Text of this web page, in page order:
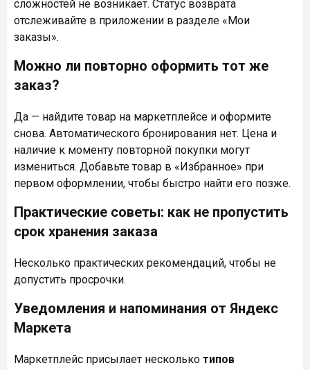
сложностей не возникает. Статус возврата
отслеживайте в приложении в разделе «Мои
заказы».
Можно ли повторно оформить тот же
заказ?
Да — найдите товар на маркетплейсе и оформите
снова. Автоматического бронирования нет. Цена и
наличие к моменту повторной покупки могут
измениться. Добавьте товар в «Избранное» при
первом оформлении, чтобы быстро найти его позже.
Практические советы: как не пропустить
срок хранения заказа
Несколько практических рекомендаций, чтобы не
допустить просрочки.
Уведомления и напоминания от Яндекс
Маркета
Маркетплейс присылает несколько типов